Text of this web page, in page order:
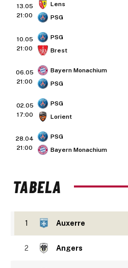
13.05
21:00
Lens
PSG
10.05
21:00
PSG
Brest
06.05
21:00
Bayern Monachium
PSG
02.05
17:00
PSG
Lorient
28.04
21:00
PSG
Bayern Monachium
TABELA
1 Auxerre
2 Angers